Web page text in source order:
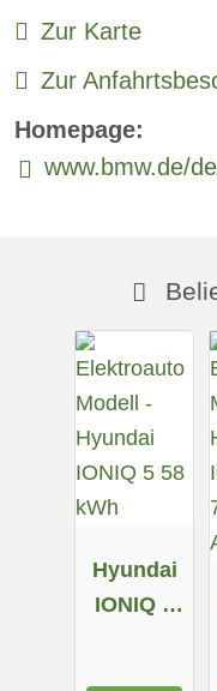
Sitzheizung
Sitzheizung
Zur Karte
Zur
Homepage:
www.bmw.de/de/
Hyundai
IONIQ 5